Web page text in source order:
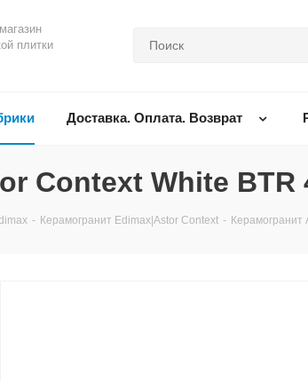
плитки
Доставка. Оплата. Возврат
Context White BTR
- Керамогранит Edimax|Astor Context - Керамогранит